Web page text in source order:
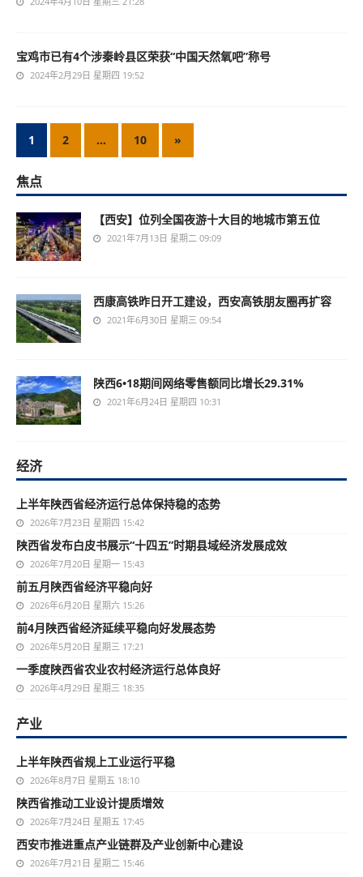
宝鸡市已有4个涉秦岭县区荣获“中国天然氧吧”称号
2024年2月29日 星期四 19:52
1 2 … 10 »
焦点
【西安】位列全国夜游十大目的地城市第五位
2021年7月13日 星期二 09:09
西康高铁昨日开工建设，西安高铁朋友圈再扩容
2021年6月30日 星期三 09:54
陕西6•18期间网络零售额同比增长29.31%
2021年6月24日 星期四 10:31
经济
上半年陕西省经济运行总体保持稳的态势
2026年7月23日 星期四 15:42
陕西省发布白皮书展示“十四五”时期县域经济发展成效
2026年7月20日 星期一 15:43
前五月陕西省经济平稳向好
2026年6月20日 星期六 15:26
前4月陕西省经济延续平稳向好发展态势
2026年5月20日 星期三 17:21
一季度陕西省农业农村经济运行总体良好
2026年4月29日 星期三 18:35
产业
上半年陕西省规上工业运行平稳
2026年8月7日 星期五 18:10
陕西省推动工业设计提质增效
2026年7月24日 星期五 17:45
西安市推进重点产业链群及产业创新中心建设
2026年7月21日 星期二 15:46